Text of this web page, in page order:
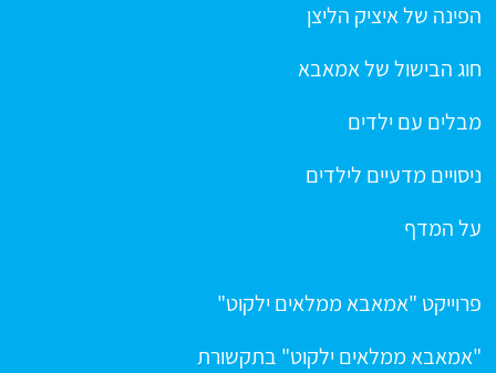
הפינה של איציק הליצן
חוג הבישול של אמאבא
מבלים עם ילדים
ניסויים מדעיים לילדים
על המדף
פרוייקט "אמאבא ממלאים ילקוט"
"אמאבא ממלאים ילקוט" בתקשורת